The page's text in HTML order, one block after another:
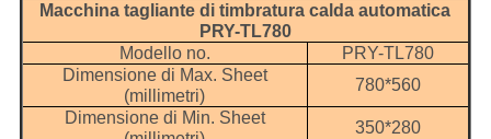
Macchina tagliante di timbratura calda automatica
PRY-TL780
Modello no.
PRY-TL780
Dimensione di Max. Sheet
(millimetri)
780*560
Dimensione di Min. Sheet
350*280